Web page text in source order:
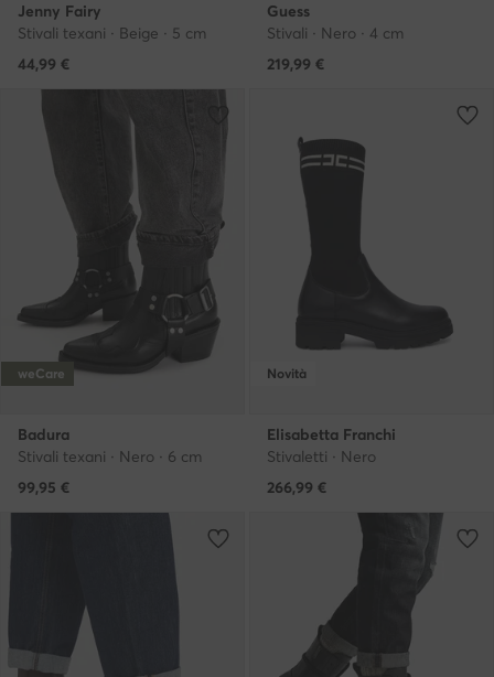
Jenny Fairy
Stivali texani · Beige · 5 cm
44,99 €
Guess
Stivali · Nero · 4 cm
219,99 €
weCare
Badura
Stivali texani · Nero · 6 cm
99,95 €
Novità
Elisabetta Franchi
Stivaletti · Nero
266,99 €